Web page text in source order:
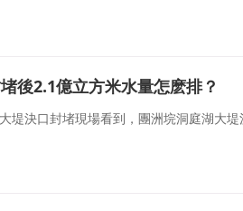
後2.1億立方米水量怎麽排？
決口封堵現場看到，團洲垸洞庭湖大堤